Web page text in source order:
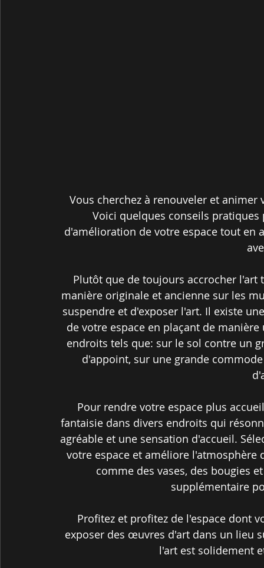
Vous cherchez à renouveler et
Voici quelques conseils
d'amélioration de votre espace tout
Plutôt que de toujours accrocher
manière originale et ancienne sur les
suspendre et d'exposer l'art. Il existe
de votre espace en plaçant de
endroits tels que: sur le sol contre un
d'appoint, sur une grande
Pour rendre votre espace plus
fantaisie dans divers endroits qui
agréable et une sensation d'accueil.
votre espace et améliore l'atmosphère
comme des vases, des bougies
supplémentaire
Profitez et profitez de l'espace dont
exposer des œuvres d'art dans un lieu
l'art est solidement